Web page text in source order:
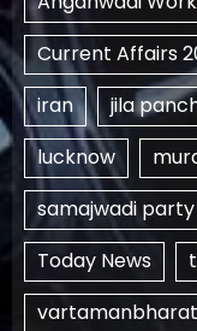
Current Affairs
iran
jila
lucknow
samajwadi party
Today News
vartamanbharat